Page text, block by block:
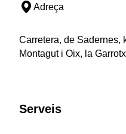
Adreça
Carretera, de Sadernes,
Montagut i Oix, la
Serveis